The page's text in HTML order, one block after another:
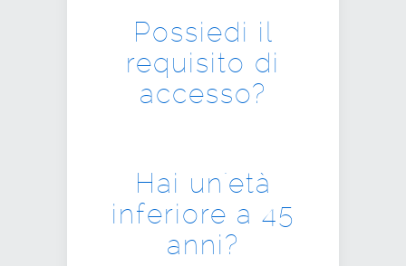
Possiedi il
requisito di
accesso?
Hai un'età
inferiore a 45
anni?